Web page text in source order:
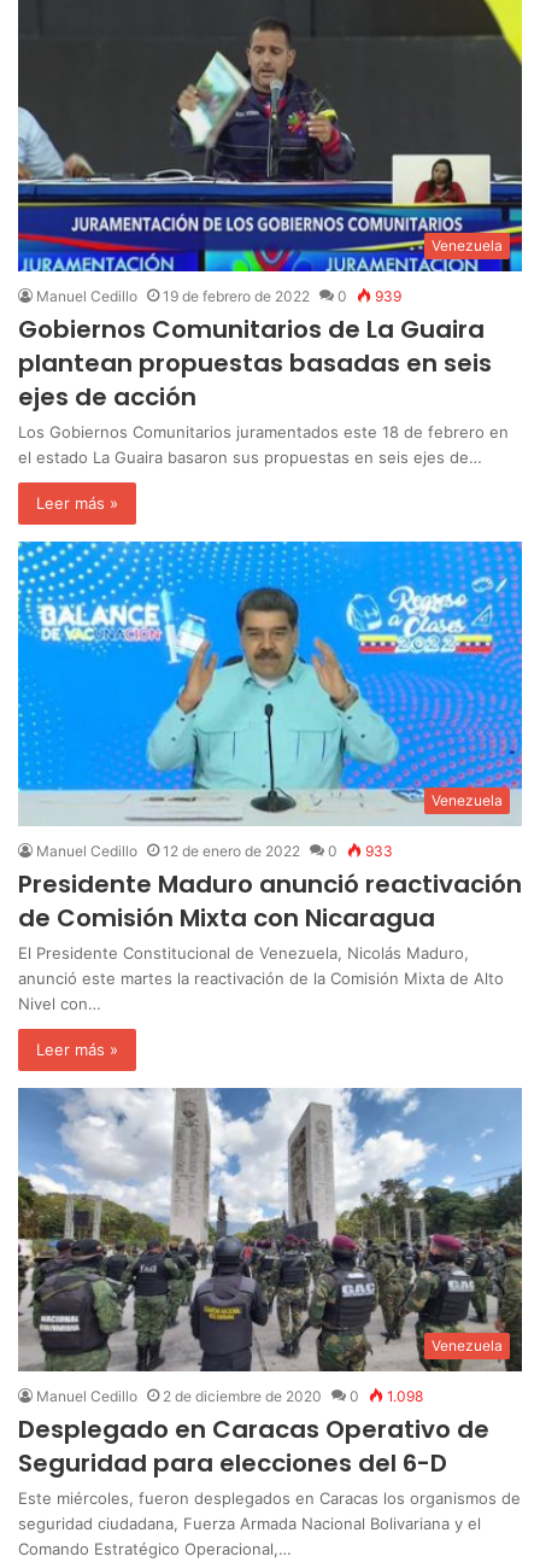
Venezuela
Manuel Cedillo 19 de febrero de 2022 0 939
Gobiernos Comunitarios de La Guaira
plantean propuestas basadas en seis
ejes de acción
Los Gobiernos Comunitarios juramentados este 18 de febrero en
el estado La Guaira basaron sus propuestas en seis ejes de…
Leer más »
Venezuela
Manuel Cedillo 12 de enero de 2022 0 933
Presidente Maduro anunció reactivación
de Comisión Mixta con Nicaragua
El Presidente Constitucional de Venezuela, Nicolás Maduro,
anunció este martes la reactivación de la Comisión Mixta de Alto
Nivel con…
Leer más »
Venezuela
Manuel Cedillo 2 de diciembre de 2020 0 1.098
Desplegado en Caracas Operativo de
Seguridad para elecciones del 6-D
Este miércoles, fueron desplegados en Caracas los organismos de
seguridad ciudadana, Fuerza Armada Nacional Bolivariana y el
Comando Estratégico Operacional,…